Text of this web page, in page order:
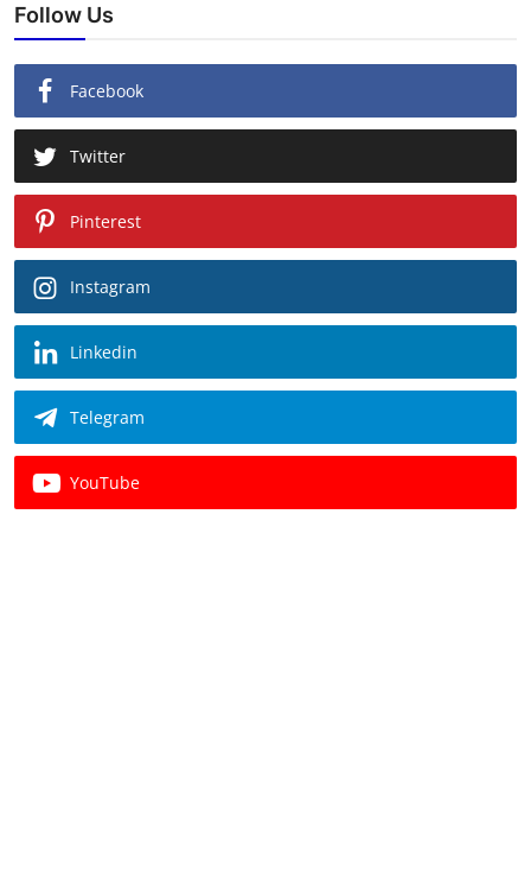
Follow Us
Facebook
Twitter
Pinterest
Instagram
Linkedin
Telegram
YouTube